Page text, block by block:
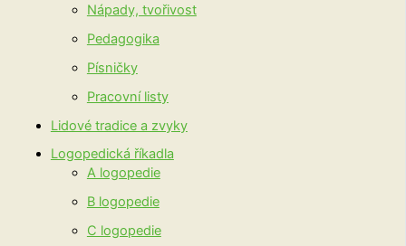
Nápady, tvořivost
Pedagogika
Písničky
Pracovní listy
Lidové tradice a zvyky
Logopedická říkadla
A logopedie
B logopedie
C logopedie